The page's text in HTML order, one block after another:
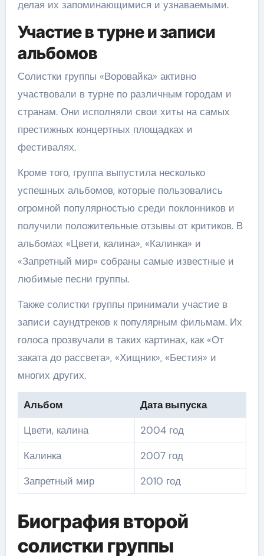
делая их запоминающимися и узнаваемыми.
Участие в турне и записи
альбомов
Солистки группы «Воровайка» активно
участвовали в турне по различным городам и
странам. Они исполняли свои хиты на самых
престижных концертных площадках и
фестивалях.
Кроме того, группа выпустила несколько
успешных альбомов, которые пользовались
огромной популярностью среди поклонников и
получили положительные отзывы от критиков. В
альбомах «Цвети, калина», «Калинка» и
«Запретный мир» собраны самые известные и
любимые песни группы.
Также солистки группы принимали участие в
записи саундтреков к популярным фильмам. Их
голоса прозвучали в таких картинах, как «От
заката до рассвета», «Хищник», «Бестия» и
многих других.
Альбом
Дата выпуска
Цвети, калина
2004 год
Калинка
2007 год
Запретный мир
2010 год
Биография второй
солистки группы